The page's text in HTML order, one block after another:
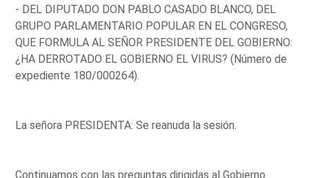
- DEL DIPUTADO DON PABLO CASADO BLANCO, DEL
GRUPO PARLAMENTARIO POPULAR EN EL CONGRESO,
QUE FORMULA AL SEÑOR PRESIDENTE DEL GOBIERNO:
¿HA DERROTADO EL GOBIERNO EL VIRUS? (Número de
expediente 180/000264).
La señora PRESIDENTA: Se reanuda la sesión.
Continuamos con las preguntas dirigidas al Gobierno